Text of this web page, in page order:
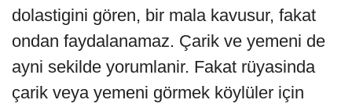
dolastigini gören, bir mala kavusur, fakat
ondan faydalanamaz. Çarik ve yemeni de
ayni sekilde yorumlanir. Fakat rüyasinda
çarik veya yemeni görmek köylüler için